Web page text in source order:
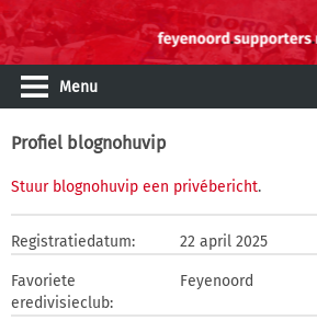
Menu
Profiel blognohuvip
Stuur blognohuvip een privébericht.
Registratiedatum: 22 april 2025
Favoriete
eredivisieclub:
Feyenoord